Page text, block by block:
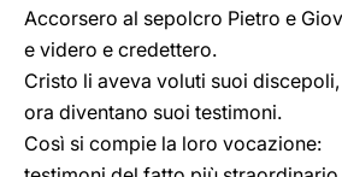
Accorsero al sepolcro Pietro e
e videro e credettero.
Cristo li aveva voluti suoi discepoli,
ora diventano suoi testimoni.
Così si compie la loro vocazione: